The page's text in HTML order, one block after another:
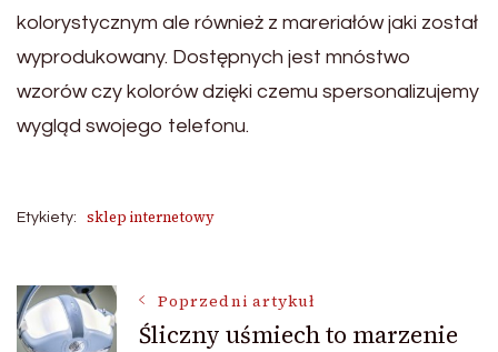
kolorystycznym ale również z mareriałów jaki został
wyprodukowany. Dostępnych jest mnóstwo
wzorów czy kolorów dzięki czemu spersonalizujemy
wygląd swojego telefonu.
Etykiety: sklep internetowy
NawigacjaPoprzedni artykuł
Śliczny uśmiech to marzenie